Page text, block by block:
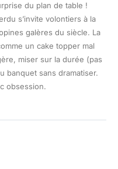
du plan de table !
s’invite volontiers à la
galères du siècle. La
un cake topper mal
miser sur la durée (pas
banquet sans dramatiser.
obsession.